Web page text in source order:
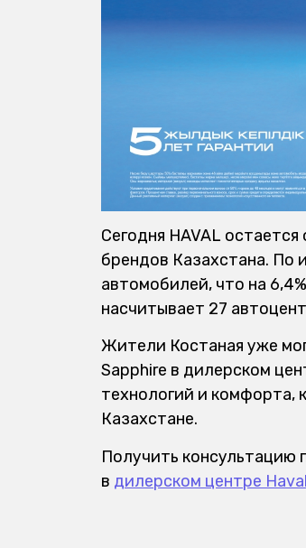
Сегодня HAVAL
брендов Казахстана. По
автомобилей, что на
насчитывает 27
Жители Костаная уже
Sapphire в дилерском
технологий и комфорта,
Казахстане.
Получить консультацию
в дилерском центре